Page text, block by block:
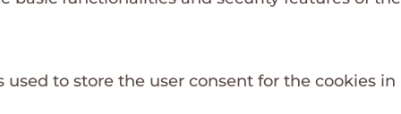
used to store the user consent for the cookies in